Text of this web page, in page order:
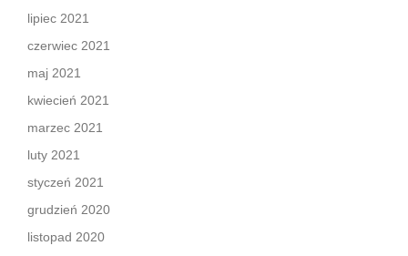
lipiec 2021
czerwiec 2021
maj 2021
kwiecień 2021
marzec 2021
luty 2021
styczeń 2021
grudzień 2020
listopad 2020